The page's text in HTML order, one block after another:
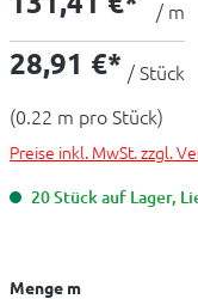
/ m
28,91 €* / Stück
(0.22 m pro Stück)
Preise inkl. MwSt. zzgl.
20 Stück auf Lager,
Menge m